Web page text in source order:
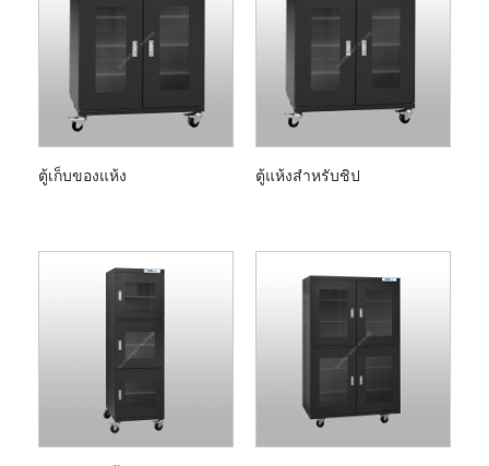
ตู้เก็บของแห้ง ตู้แห้งสำหรับชิป